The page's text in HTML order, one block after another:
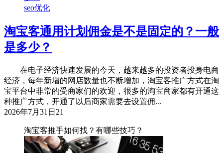
seo优化
淘宝客通用计划佣金是不是固定的？一般
是多少？
在电子经济快速发展的今天，越来越多的投资者投身电商
经济，每年新增的网店数量也不断增加，淘宝客推广方式在淘
宝平台中非常的受商家们的欢迎，很多的淘宝商家都有开通这
种推广方式，开通了以后商家需要去设置佣...
2026年7月31日 21
淘宝客推手如何找？有哪些技巧？